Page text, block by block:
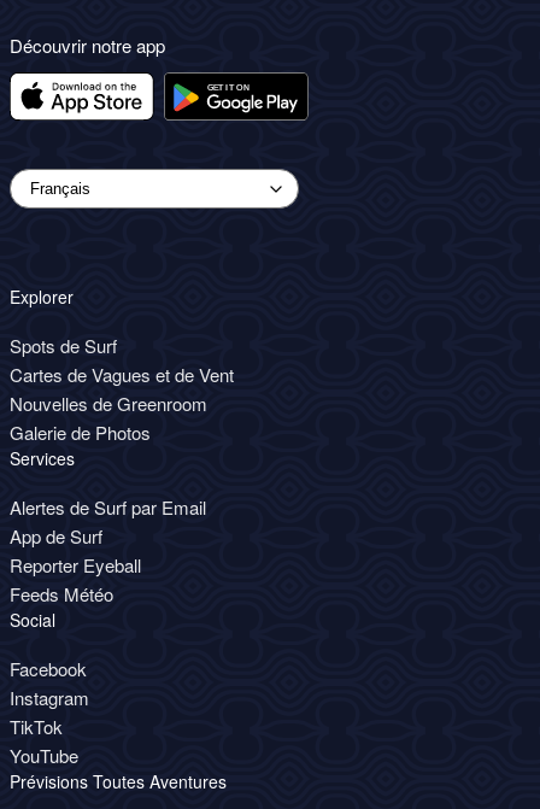
Découvrir notre app
Explorer
Spots de Surf
Cartes de Vagues et de Vent
Nouvelles de Greenroom
Galerie de Photos
Services
Alertes de Surf par Email
App de Surf
Reporter Eyeball
Feeds Météo
Social
Facebook
Instagram
TikTok
YouTube
Prévisions Toutes Aventures